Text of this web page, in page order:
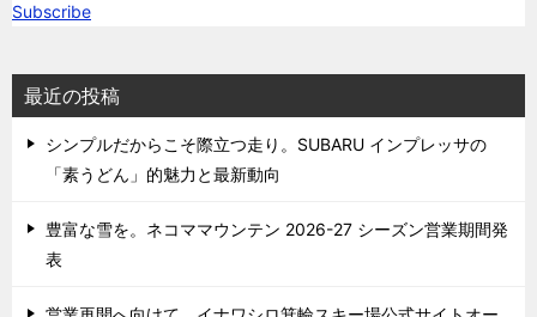
Subscribe
最近の投稿
シンプルだからこそ際立つ走り。SUBARU インプレッサの
「素うどん」的魅力と最新動向
豊富な雪を。ネコママウンテン 2026-27 シーズン営業期間発
表